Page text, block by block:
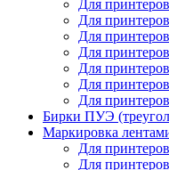
Для
Для
Для
Для
Для
Для
Для
Бирки ПУЭ
Маркировка
Для
Для